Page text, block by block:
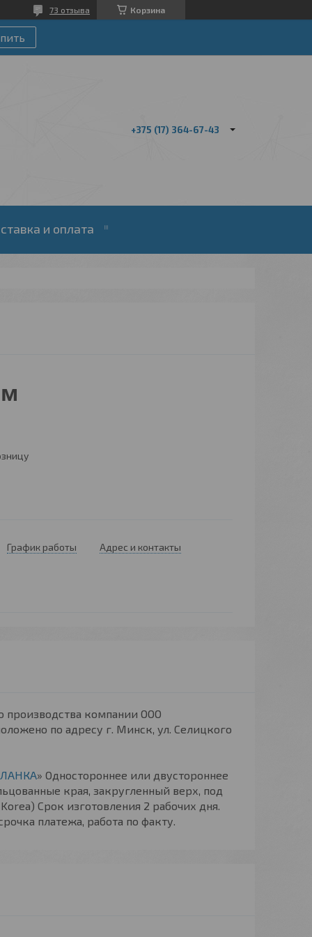
Корзина
73 отзыва
+375 (17) 364-67-43
и оплата
График работы Адрес и контакты
производства компании ООО
адресу г. Минск, ул. Селицкого
» Одностороннее или двустороннее
края, закругленный верх, под
Срок изготовления 2 рабочих дня.
платежа, работа по факту.